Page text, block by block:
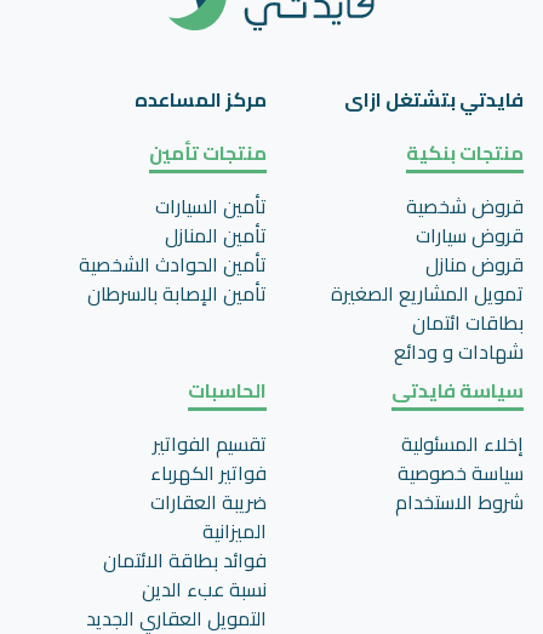
فايدتي بتشتغل ازاى
مركز المساعده
منتجات بنكية
قروض شخصية
قروض سيارات
قروض منازل
تمويل المشاريع الصغيرة
بطاقات ائتمان
شهادات و ودائع
منتجات تأمين
تأمين السيارات
تأمين المنازل
تأمين الحوادث الشخصية
تأمين اﻹصابة بالسرطان
سياسة فايدتى
إخلاء المسئولية
سياسة خصوصية
شروط الاستخدام
الحاسبات
تقسيم الفواتير
فواتير الكهرباء
ضريبة العقارات
الميزانية
فوائد بطاقة الائتمان
نسبة عبء الدين
التمويل العقاري الجديد